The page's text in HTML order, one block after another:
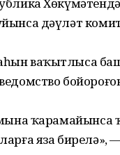
дәүләт
ваҡытлыса
бойороғон
ҡарамайынса
яза бирелә»,